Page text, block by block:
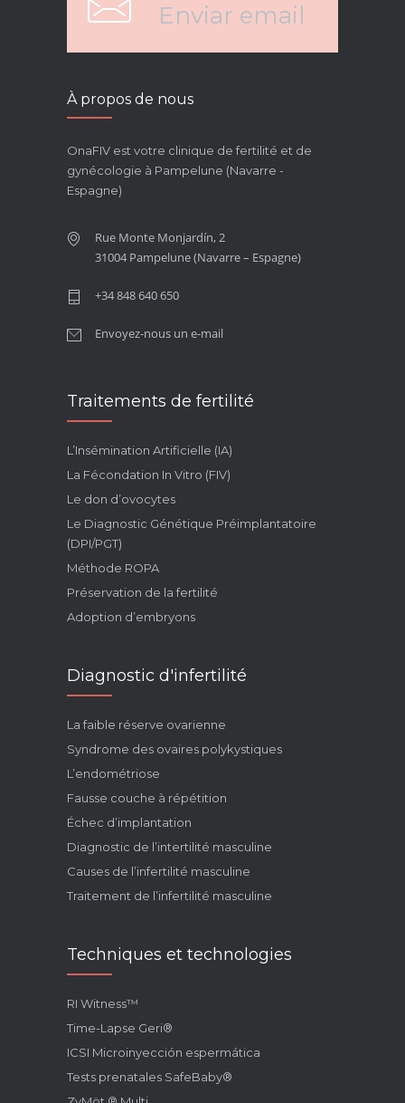
Enviar email
À propos de nous
OnaFIV est votre clinique de fertilité et de
gynécologie à Pampelune (Navarre -
Espagne)
Rue Monte Monjardín, 2
31004 Pampelune (Navarre – Espagne)
+34 848 640 650
Envoyez-nous un e-mail
Traitements de fertilité
L’Insémination Artificielle (IA)
La Fécondation In Vitro (FIV)
Le don d’ovocytes
Le Diagnostic Génétique Préimplantatoire
(DPI/PGT)
Méthode ROPA
Préservation de la fertilité
Adoption d’embryons
Diagnostic d'infertilité
La faible réserve ovarienne
Syndrome des ovaires polykystiques
L’endométriose
Fausse couche à répétition
Échec d’implantation
Diagnostic de l’intertilité masculine
Causes de l’infertilité masculine
Traitement de l’infertilité masculine
Techniques et technologies
RI Witness™
Time-Lapse Geri®
ICSI Microinyección espermática
Tests prenatales SafeBaby®